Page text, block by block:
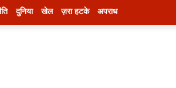
दुनिया खेल ज़रा हटके अपराध